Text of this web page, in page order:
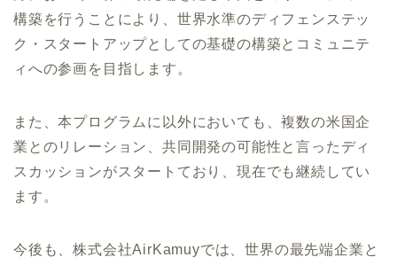
構築を行うことにより、世界水準のディフェンステッ
ク・スタートアップとしての基礎の構築とコミュニテ
ィへの参画を目指します。
また、本プログラムに以外においても、複数の米国企
業とのリレーション、共同開発の可能性と言ったディ
スカッションがスタートており、現在でも継続してい
ます。
今後も、株式会社AirKamuyでは、世界の最先端企業と